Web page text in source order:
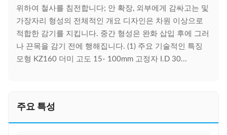
위하여 철사를 침전합니다; 안 확장, 외부에게 감싸고는 및
가장자리 형성의 전체적인 개요 디자인은 차원 이상으로
적합한 감기를 지킵니다. 중간 형성은 완화 삽입 후에 그러
나 끈목을 감기 전에 행해집니다. (1) 주요 기술적인 특징
모형 KZ160 더미 고도 15- 100mm 고정자 I.D 30...
주요 특성